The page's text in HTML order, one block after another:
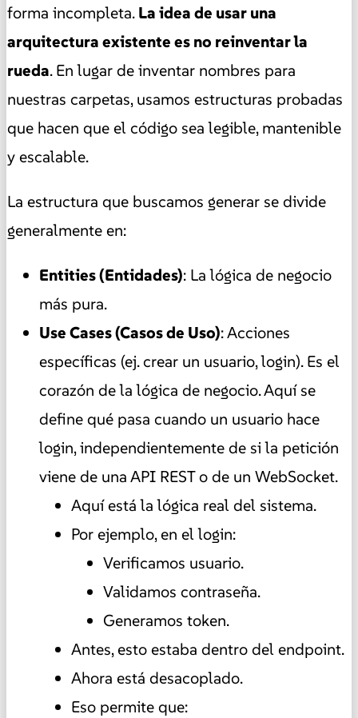
forma incompleta.La idea de usar una
arquitectura existente es no reinventar la
rueda. En lugar de inventar nombres para
nuestras carpetas, usamos estructuras probadas
que hacen que el código sea legible, mantenible
y escalable.
La estructura que buscamos generar se divide
generalmente en:
Entities (Entidades): La lógica de negocio
más pura.
Use Cases (Casos de Uso): Acciones
específicas (ej. crear un usuario, login). Es el
corazón de la lógica de negocio. Aquí se
define qué pasa cuando un usuario hace
login, independientemente de si la petición
viene de una API REST o de un WebSocket.
Aquí está la lógica real del sistema.
Por ejemplo, en el login:
Verificamos usuario.
Validamos contraseña.
Generamos token.
Antes, esto estaba dentro del endpoint.
Ahora está desacoplado.
Eso permite que: